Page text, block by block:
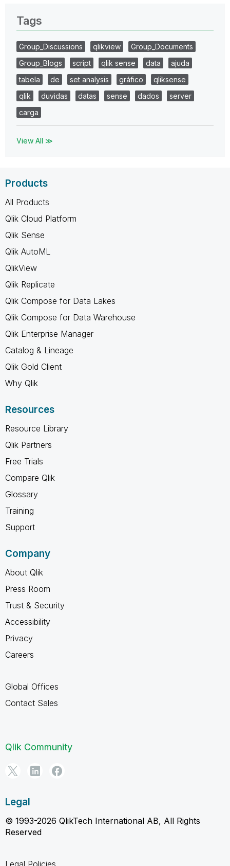
Tags
Group_Discussions qlikview
Group_Documents
Group_Blogs
script qlik sense data
ajuda
tabela
de set analysis gráfico
qliksense
qlik
duvidas datas sense dados
server
carga
View All ≫
Products
All Products
Qlik Cloud Platform
Qlik Sense
Qlik AutoML
QlikView
Qlik Replicate
Qlik Compose for Data Lakes
Qlik Compose for Data Warehouse
Qlik Enterprise Manager
Catalog & Lineage
Qlik Gold Client
Why Qlik
Resources
Resource Library
Qlik Partners
Free Trials
Compare Qlik
Glossary
Training
Support
Company
About Qlik
Press Room
Trust & Security
Accessibility
Privacy
Careers
Global Offices
Contact Sales
Qlik Community
Legal
© 1993-2026 QlikTech International AB, All Rights
Reserved
Legal Policies